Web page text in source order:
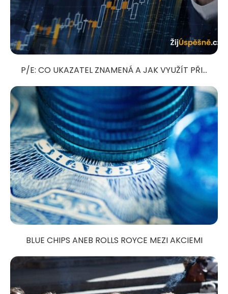
P/E: CO UKAZATEL ZNAMENÁ A JAK VYUŽÍT PŘI...
BLUE CHIPS ANEB ROLLS ROYCE MEZI AKCIEMI